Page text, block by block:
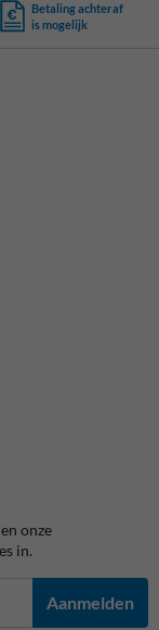
Betaling achteraf
is mogelijk
onze
in.
Aanmelden